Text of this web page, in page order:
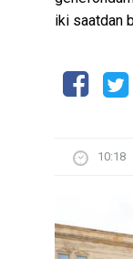
iki saatdan
10:18